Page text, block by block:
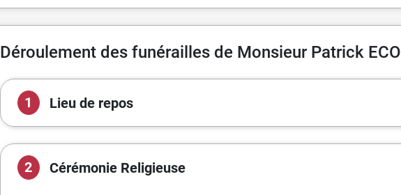
Déroulement des funérailles de Monsieur Patrick
1 Lieu de repos
2 Cérémonie Religieuse